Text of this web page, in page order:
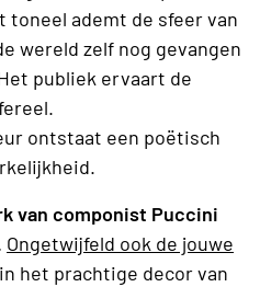
toneel ademt de sfeer van
wereld zelf nog gevangen
publiek ervaart de
ontstaat een poëtisch
van componist Puccini
Ongetwijfeld ook de jouwe
het prachtige decor van